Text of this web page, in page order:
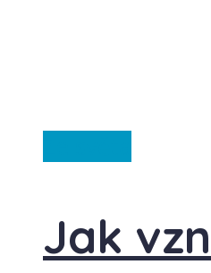
Jak